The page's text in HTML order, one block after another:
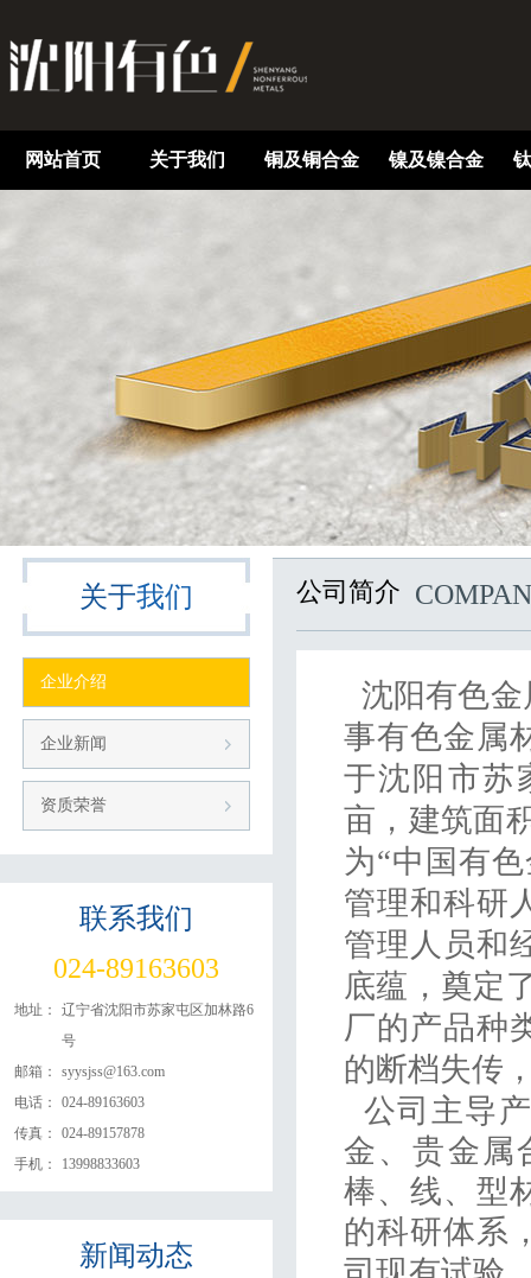
网站首页 关于我们 铜及铜合金 镍及镍合金
关于我们
企业介绍
企业新闻
资质荣誉
联系我们
024-89163603
地址：
辽宁省沈阳市苏家屯区加林路6
号
邮箱：
syysjss@163.com
电话：
024-89163603
传真：
024-89157878
手机：
13998833603
新闻动态
公司简介
沈阳有色
事有色金属
于沈阳市苏
亩，建筑面
为“中国有
管理和科研
管理人员和
底蕴，奠定
厂的产品种
的断档失传
公司主导
金、贵金属
棒、线、型
的科研体系